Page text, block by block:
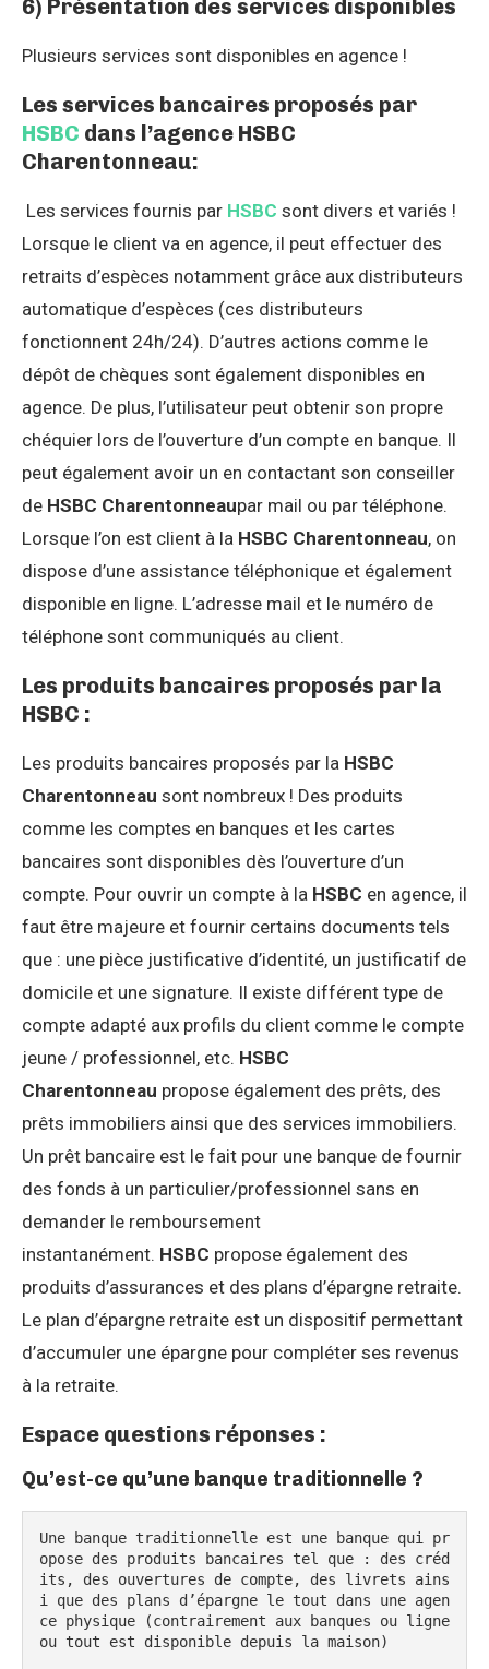
6) Présentation des services disponibles
Plusieurs services sont disponibles en agence !
Les services bancaires proposés par
HSBC dans l’agence HSBC
Charentonneau:
Les services fournis par HSBC sont divers et variés !
Lorsque le client va en agence, il peut effectuer des
retraits d’espèces notamment grâce aux distributeurs
automatique d’espèces (ces distributeurs
fonctionnent 24h/24). D’autres actions comme le
dépôt de chèques sont également disponibles en
agence. De plus, l’utilisateur peut obtenir son propre
chéquier lors de l’ouverture d’un compte en banque. Il
peut également avoir un en contactant son conseiller
de HSBC Charentonneaupar mail ou par téléphone.
Lorsque l’on est client à la HSBC Charentonneau, on
dispose d’une assistance téléphonique et également
disponible en ligne. L’adresse mail et le numéro de
téléphone sont communiqués au client.
Les produits bancaires proposés par la
HSBC :
Les produits bancaires proposés par la HSBC
Charentonneau sont nombreux ! Des produits
comme les comptes en banques et les cartes
bancaires sont disponibles dès l’ouverture d’un
compte. Pour ouvrir un compte à la HSBC en agence, il
faut être majeure et fournir certains documents tels
que : une pièce justificative d’identité, un justificatif de
domicile et une signature. Il existe différent type de
compte adapté aux profils du client comme le compte
jeune / professionnel, etc. HSBC
Charentonneau propose également des prêts, des
prêts immobiliers ainsi que des services immobiliers.
Un prêt bancaire est le fait pour une banque de fournir
des fonds à un particulier/professionnel sans en
demander le remboursement
instantanément. HSBC propose également des
produits d’assurances et des plans d’épargne retraite.
Le plan d’épargne retraite est un dispositif permettant
d’accumuler une épargne pour compléter ses revenus
à la retraite.
Espace questions réponses :
Qu’est-ce qu’une banque traditionnelle ?
Une banque traditionnelle est une banque qui pr
opose des produits bancaires tel que : des créd
its, des ouvertures de compte, des livrets ains
i que des plans d’épargne le tout dans une agen
ce physique (contrairement aux banques ou ligne
ou tout est disponible depuis la maison)